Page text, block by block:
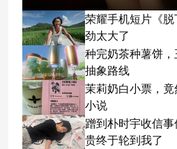
荣耀手机短片《
劲太大了
种完奶茶种薯饼
抽象路线
茉莉奶白小票，
小说
蹭到朴时宇收信
贵终于轮到我了